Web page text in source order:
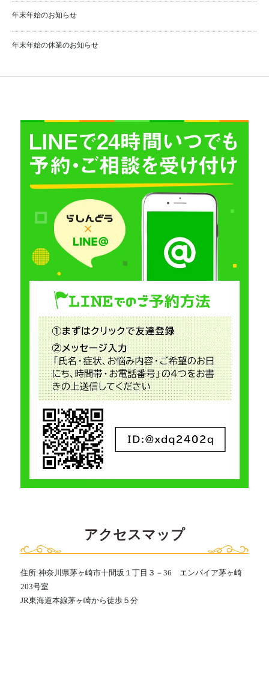
年末年始のお知らせ
年末年始の休業のお知らせ
アクセスマップ
住所:神奈川県茅ヶ崎市十間坂１丁目３－36 エンパイア茅ヶ崎
203号室
JR東海道本線茅ヶ崎から徒歩５分